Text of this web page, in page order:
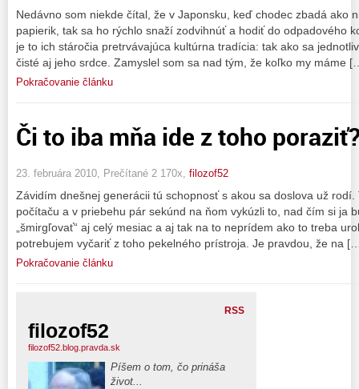
Nedávno som niekde čítal, že v Japonsku, keď chodec zbadá ako
papierik, tak sa ho rýchlo snaží zodvihnúť a hodiť do odpadového
je to ich stáročia pretrvávajúca kultúrna tradícia: tak ako sa
čisté aj jeho srdce. Zamyslel som sa nad tým, že koľko my máme
Pokračovanie článku
Či to iba mňa ide z toho
23. februára 2010, Prečítané 2 170x, filozof52
Závidím dnešnej generácii tú schopnosť s akou sa doslova už rodí.
počítaču a v priebehu pár sekúnd na ňom vykúzli to, nad čím si ja
„šmirgľovať“ aj celý mesiac a aj tak na to neprídem ako to treba
potrebujem vyčariť z toho pekelného prístroja. Je pravdou, že na
Pokračovanie článku
RSS
filozof52
filozof52.blog.pravda.sk
Píšem o tom, čo prináša
život...